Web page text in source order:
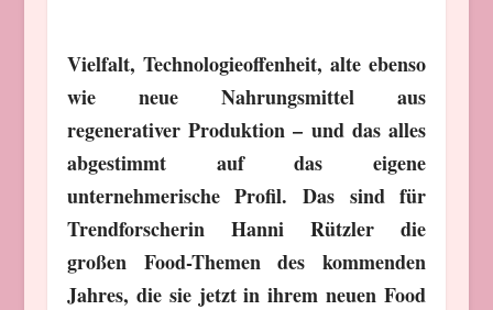
Vielfalt, Technologieoffenheit, alte ebenso
wie neue Nahrungsmittel aus
regenerativer Produktion – und das alles
abgestimmt auf das eigene
unternehmerische Profil. Das sind für
Trendforscherin Hanni Rützler die
großen Food-Themen des kommenden
Jahres, die sie jetzt in ihrem neuen Food